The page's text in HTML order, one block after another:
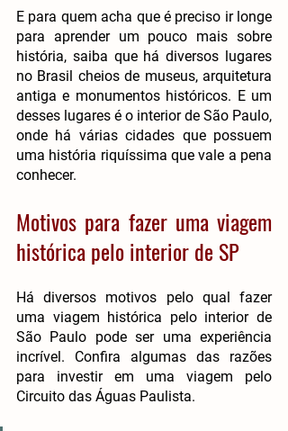
E para quem acha que é preciso ir longe
para aprender um pouco mais sobre
história, saiba que há diversos lugares
no Brasil cheios de museus, arquitetura
antiga e monumentos históricos. E um
desses lugares é o interior de São Paulo,
onde há várias cidades que possuem
uma história riquíssima que vale a pena
conhecer.
Motivos para fazer uma viagem
histórica pelo interior de SP
Há diversos motivos pelo qual fazer
uma viagem histórica pelo interior de
São Paulo pode ser uma experiência
incrível. Confira algumas das razões
para investir em uma viagem pelo
Circuito das Águas Paulista.